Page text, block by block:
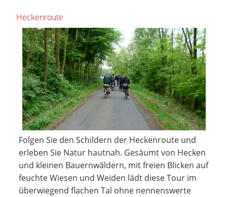
Heckenroute
Folgen Sie den Schildern der Heckenroute und
erleben Sie Natur hautnah. Gesäumt von Hecken
und kleinen Bauernwäldern, mit freien Blicken auf
feuchte Wiesen und Weiden lädt diese Tour im
überwiegend flachen Tal ohne nennenswerte